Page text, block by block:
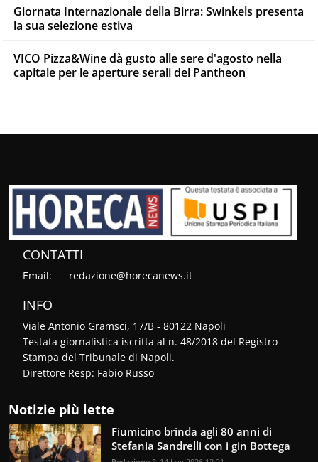
Giornata Internazionale della Birra: Swinkels presenta
la sua selezione estiva
VICO Pizza&Wine dà gusto alle sere d'agosto nella
capitale per le aperture serali del Pantheon
CONTATTI
Email: redazione@horecanews.it
INFO
Viale Antonio Gramsci, 17/B - 80122 Napoli
Testata giornalistica iscritta al n. 48/2018 del Registro
Stampa del Tribunale di Napoli.
Direttore Resp: Fabio Russo
Notizie più lette
Fiumicino brinda agli 80 anni di
Stefania Sandrelli con i gin Bottega